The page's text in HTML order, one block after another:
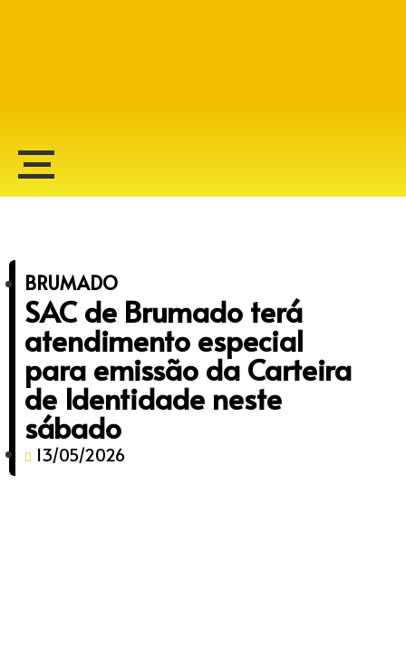
BRUMADO
SAC de Brumado terá
atendimento especial
para emissão da Carteira
de Identidade neste
sábado
13/05/2026